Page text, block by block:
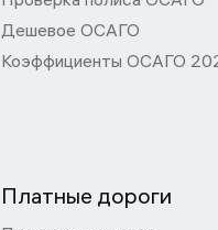
Дешевое ОСАГО
Коэффициенты ОСАГО
Платные дороги